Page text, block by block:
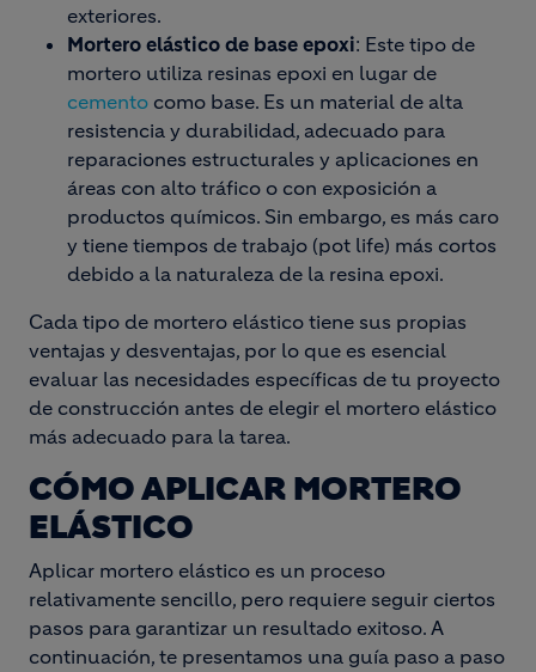
exteriores.
Mortero elástico de base epoxi: Este tipo de
mortero utiliza resinas epoxi en lugar de
cemento como base. Es un material de alta
resistencia y durabilidad, adecuado para
reparaciones estructurales y aplicaciones en
áreas con alto tráfico o con exposición a
productos químicos. Sin embargo, es más caro
y tiene tiempos de trabajo (pot life) más cortos
debido a la naturaleza de la resina epoxi.
Cada tipo de mortero elástico tiene sus propias
ventajas y desventajas, por lo que es esencial
evaluar las necesidades específicas de tu proyecto
de construcción antes de elegir el mortero elástico
más adecuado para la tarea.
CÓMO APLICAR MORTERO
ELÁSTICO
Aplicar mortero elástico es un proceso
relativamente sencillo, pero requiere seguir ciertos
pasos para garantizar un resultado exitoso. A
continuación, te presentamos una guía paso a paso